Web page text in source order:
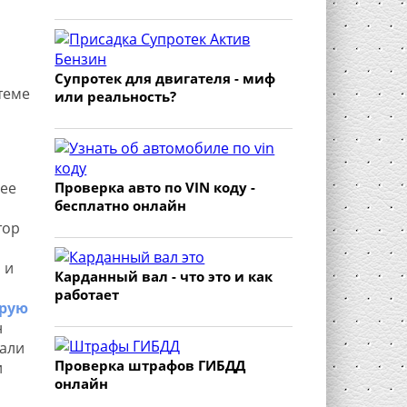
и
Супротек для двигателя - миф
или реальность?
Проверка авто по VIN коду -
бесплатно онлайн
Карданный вал - что это и как
работает
Проверка штрафов ГИБДД
онлайн